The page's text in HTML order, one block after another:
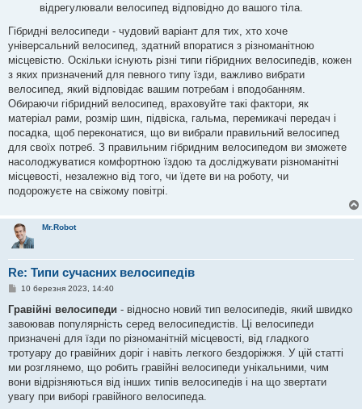
відрегулювали велосипед відповідно до вашого тіла.
Гібридні велосипеди - чудовий варіант для тих, хто хоче
універсальний велосипед, здатний впоратися з різноманітною
місцевістю. Оскільки існують різні типи гібридних велосипедів, кожен
з яких призначений для певного типу їзди, важливо вибрати
велосипед, який відповідає вашим потребам і вподобанням.
Обираючи гібридний велосипед, враховуйте такі фактори, як
матеріал рами, розмір шин, підвіска, гальма, перемикачі передач і
посадка, щоб переконатися, що ви вибрали правильний велосипед
для своїх потреб. З правильним гібридним велосипедом ви зможете
насолоджуватися комфортною їздою та досліджувати різноманітні
місцевості, незалежно від того, чи їдете ви на роботу, чи
подорожуєте на свіжому повітрі.
Mr.Robot
Re: Типи сучасних велосипедів
П
в
д
о
л
е
н
я
10 березня 2023, 14:40
Гравійні велосипеди - відносно новий тип велосипедів, який швидко
завоював популярність серед велосипедистів. Ці велосипеди
призначені для їзди по різноманітній місцевості, від гладкого
тротуару до гравійних доріг і навіть легкого бездоріжжя. У цій статті
ми розглянемо, що робить гравійні велосипеди унікальними, чим
вони відрізняються від інших типів велосипедів і на що звертати
увагу при виборі гравійного велосипеда.